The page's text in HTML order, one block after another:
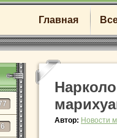
Главная
Автор: Новости